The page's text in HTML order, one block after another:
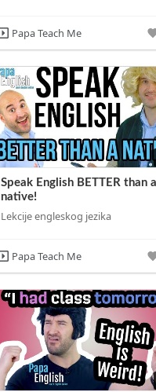
Papa Teach Me
Speak English BETTER than
native!
Lekcije engleskog jezika
Papa Teach Me